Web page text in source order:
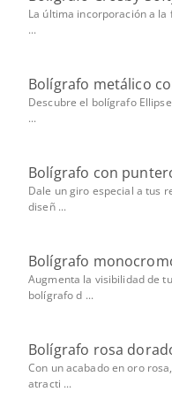
La última incorporación a la
...
Bolígrafo metálico
Descubre el bolígrafo
...
Bolígrafo con
Dale un giro especial a tus
diseñ ...
Bolígrafo
Augmenta la visibilidad de
bolígrafo d ...
Bolígrafo rosa
Con un acabado en oro
atracti ...